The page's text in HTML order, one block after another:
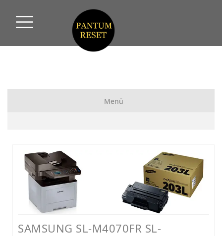
Menü
HP Yazıcı Reset
Xerox Yazıcı Reset
Samsung Yazıcı Reset
Canon Yazıcı Reset
SAMSUNG SL-M4070FR SL-